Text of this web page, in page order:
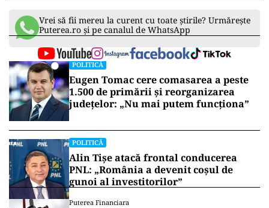
Vrei să fii mereu la curent cu toate știrile? Urmărește
Puterea.ro și pe canalul de WhatsApp
POLITICĂ
Eugen Tomac cere comasarea a peste
1.500 de primării și reorganizarea
județelor: „Nu mai putem funcționa”
POLITICĂ
Alin Tișe atacă frontal conducerea
PNL: „România a devenit coșul de
gunoi al investitorilor”
Puterea Financiara